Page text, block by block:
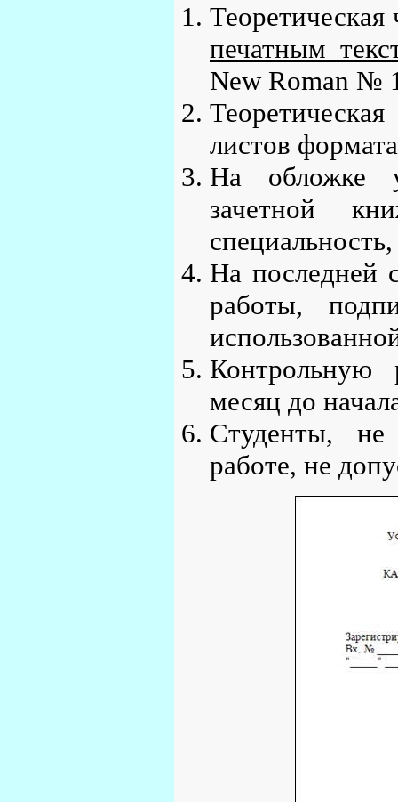
печатным
New Roman №
листов
На обложке
зачетной
На последней
работы,
Контрольную
месяц до
Студенты, не
работе, не